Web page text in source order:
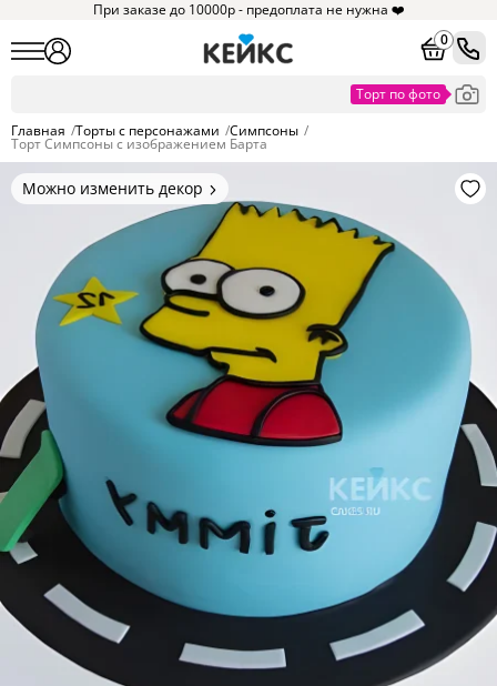
При заказе до 10000р - предоплата не нужна ❤️
0
Главная /Торты с персонажами /Симпсоны /
Торт Симпсоны с изображением Барта
Можно изменить декор
Цвет покрытия, надписи,
элементы и фигурки.